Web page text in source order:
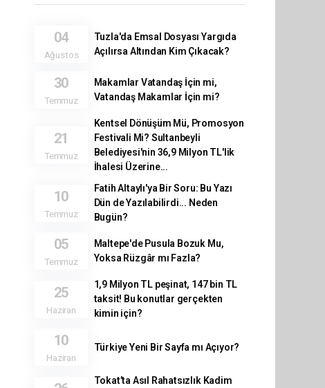
04
Ağustos
Tuzla'da Emsal Dosyası Yargıda
Açılırsa Altından Kim Çıkacak?
30
Temmuz
Makamlar Vatandaş İçin mi,
Vatandaş Makamlar İçin mi?
21
Temmuz
Kentsel Dönüşüm Mü, Promosyon
Festivali Mi? Sultanbeyli
Belediyesi'nin 36,9 Milyon TL'lik
İhalesi Üzerine...
10
Temmuz
Fatih Altaylı'ya Bir Soru: Bu Yazı
Dün de Yazılabilirdi... Neden
Bugün?
05
Temmuz
Maltepe'de Pusula Bozuk Mu,
Yoksa Rüzgâr mı Fazla?
25
Haziran
1,9 Milyon TL peşinat, 147 bin TL
taksit! Bu konutlar gerçekten
kimin için?
10
Haziran
Türkiye Yeni Bir Sayfa mı Açıyor?
Tokat’ta Asıl Rahatsızlık Kadim